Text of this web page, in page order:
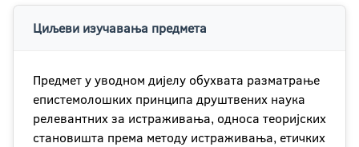
Циљеви изучавања предмета
Предмет у уводном дијелу обухвата разматрање
епистемолошких принципа друштвених наука
релевантних за истраживања, односа теоријских
становишта према методу истраживања, етичких